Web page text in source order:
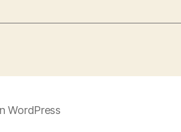
WordPress